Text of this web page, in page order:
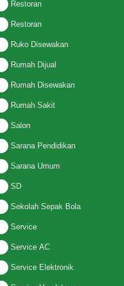
Restoran
Restoran
Ruko Disewakan
Rumah Dijual
Rumah Disewakan
Rumah Sakit
Salon
Sarana Pendidikan
Sarana Umum
SD
Sekolah Sepak Bola
Service
Service AC
Service Elektronik